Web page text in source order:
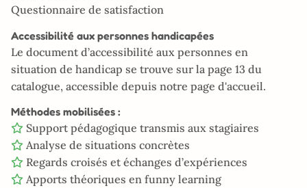
Questionnaire de satisfaction
Accessibilité aux personnes handicapées
Le document d’accessibilité aux personnes en
situation de handicap se trouve sur la page 13 du
catalogue, accessible depuis notre page d'accueil.
Méthodes mobilisées :
Support pédagogique transmis aux stagiaires
Analyse de situations concrètes
Regards croisés et échanges d’expériences
Apports théoriques en funny learning